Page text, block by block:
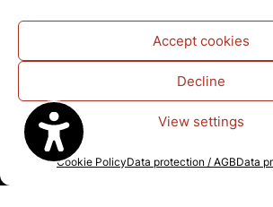
Accept cookies
Decline
View settings
Cookie PolicyData protection / AGBData
Hotel Schindlerhof
4.6
Based on 886 reviews